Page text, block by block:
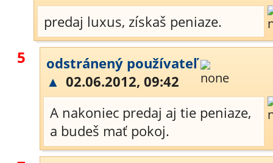
predaj luxus, získaš peniaze.
5
odstránený používateľ
▲ 02.06.2012, 09:42
A nakoniec predaj aj tie peniaze,
a budeš mať pokoj.